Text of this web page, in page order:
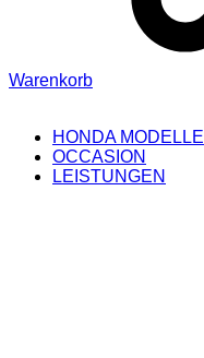
Warenkorb
HONDA MODELLE
OCCASION
LEISTUNGEN